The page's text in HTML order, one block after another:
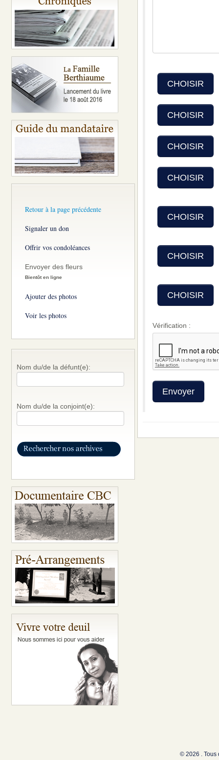
Retour à la page précédente
Signaler un don
Offrir vos condoléances
Envoyer des fleurs
Bientôt en ligne
Ajouter des photos
Voir les photos
Nom du/de la défunt(e):
Nom du/de la conjoint(e):
CHOISIR
CHOISIR
CHOISIR
CHOISIR
CHOISIR
CHOISIR
CHOISIR
Vérification :
© 2026 . Tous